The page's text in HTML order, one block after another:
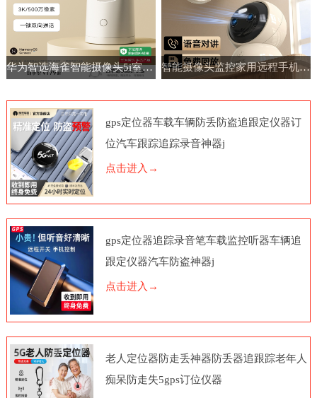
华为智选海雀智能摄像头5i室内家用手机远程360°无线监控摄像机 智能摄像头监控家用远程手机带语音360度高清夜视室内无线免插电
gps定位器车载车辆防丢防盗追跟定仪器订
位汽车跟踪追踪录音神器j
点击进入→
gps定位器追踪录音笔车载监控听器车辆追
跟定仪器汽车防盗神器j
点击进入→
老人定位器防走丢神器防丢器追跟踪老年人
痴呆防走失5gps订位仪器